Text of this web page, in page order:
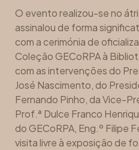
O evento realizou-se no
assinalou de forma
com a cerimónia de
Coleção GECoRPA à
com as intervenções do
José Nascimento, do
Fernando Pinho, da Vice-
Prof.ª Dulce Franco
do GECoRPA, Eng.º Filipe
visita livre à exposição de